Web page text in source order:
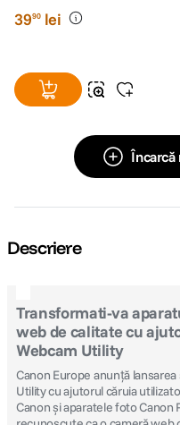
3990 lei
Încarcă
Descriere
Transformati-va
web de calitate cu
Webcam Utility
Canon Europe anunţă
Utility cu ajutorul căruia
Canon şi aparatele foto Canon